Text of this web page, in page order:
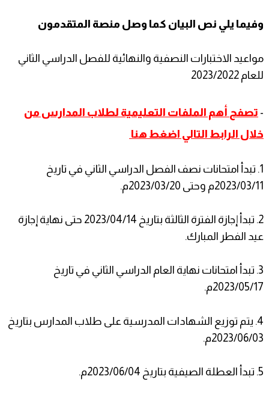
وفيما يلي نص البيان كما وصل منصة المتقدمون
مواعيد الاختبارات النصفية والنهائية للفصل الدراسي الثاني
للعام 2023/2022
- تصفح أهم الملفات التعليمية لطلاب المدارس من
خلال الرابط التالي اضغط هنا
1. تبدأ امتحانات نصف الفصل الدراسي الثاني في تاريخ
2023/03/11م وحتى 2023/03/20م.
2. تبدأ إجازة الفترة الثالثة بتاريخ 2023/04/14 حتى نهاية إجازة
عيد الفطر المبارك.
3. تبدأ امتحانات نهاية العام الدراسي الثاني في تاريخ
2023/05/17م.
4. يتم توزيع الشهادات المدرسية على طلاب المدارس بتاريخ
2023/06/03م.
5. تبدأ العطلة الصيفية بتاريخ 2023/06/04م.